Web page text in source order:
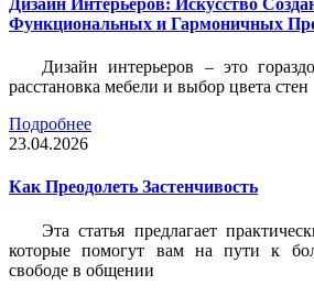
Функциональных и Гармоничных
Дизайн интерьеров – это
расстановка мебели и выбор цвета стен
Подробнее
23.04.2026
Как Преодолеть Застенчивость
Эта статья предлагает
которые помогут вам на пути к
свободе в общении